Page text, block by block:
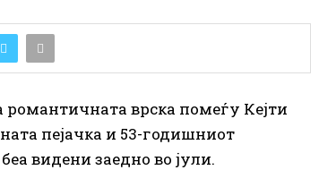
романтичната врска помеѓу Кејти
пејачка и 53-годишниот
видени заедно во јули.